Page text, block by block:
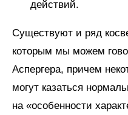
действий.
Существуют и ряд
которым мы можем
Аспергера, причем
могут казаться
на «особенности